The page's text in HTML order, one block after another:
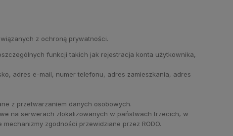
z ochroną prywatności.
funkcji takich jak rejestracja konta użytkownika,
adres e-mail, numer telefonu, adres zamieszkania, adres
z przetwarzaniem danych osobowych.
na serwerach zlokalizowanych w państwach trzecich, w
zgodności przewidziane przez RODO.